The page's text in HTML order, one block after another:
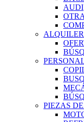
AUDI
PIEZAS